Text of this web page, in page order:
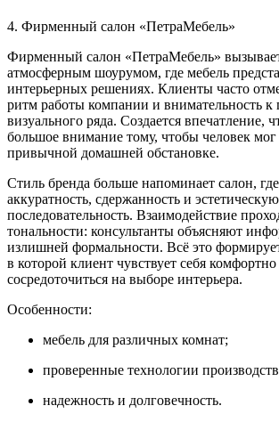
4. Фирменный салон «ПетраМебель»
Фирменный салон «ПетраМебель»
атмосферным шоурумом, где мебель
интерьерных решениях. Клиенты часто
ритм работы компании и внимательность к
визуального ряда. Создается впечатление,
большое внимание тому, чтобы человек мог
привычной домашней обстановке.
Стиль бренда больше напоминает салон,
аккуратность, сдержанность и эстетическую
последовательность. Взаимодействие
тональности: консультанты объясняют
излишней формальности. Всё это
в которой клиент чувствует себя
сосредоточиться на выборе интерьера.
Особенности:
мебель для различных комнат;
проверенные технологии
надежность и долговечность.